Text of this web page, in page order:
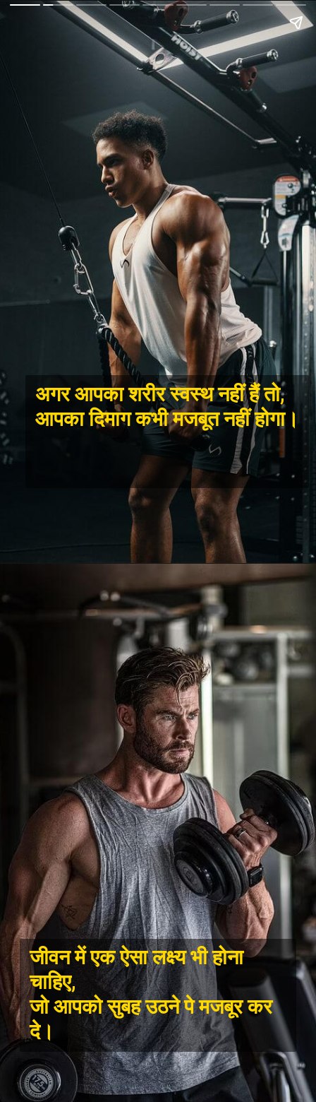
अगर आपका शरीर स्वस्थ नहीं हैं तो,
आपका दिमाग कभी मजबूत नहीं होगा।
जीवन में एक ऐसा लक्ष्य भी होना
चाहिए,
जो आपको सुबह उठने पे मजबूर कर
दे।